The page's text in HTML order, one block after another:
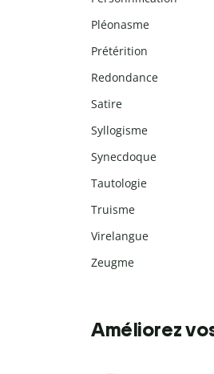
Pléonasme
Prétérition
Redondance
Satire
Syllogisme
Synecdoque
Tautologie
Truisme
Virelangue
Zeugme
Améliorez